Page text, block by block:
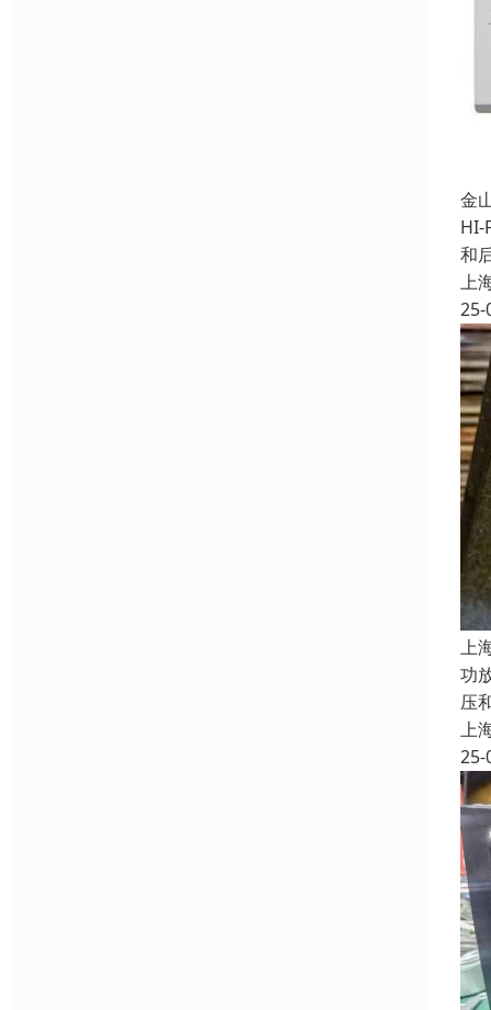
金
HI-
和
上
25-
上
功
压
上
25-